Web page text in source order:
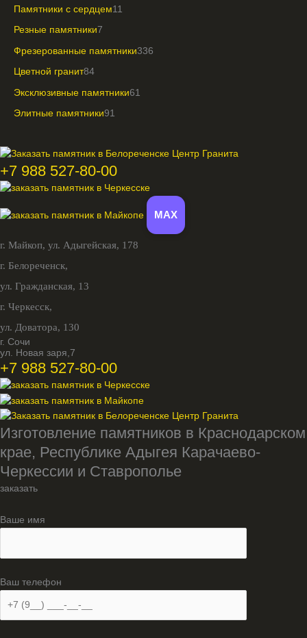
Памятники с сердцем11
Резные памятники7
Фрезерованные памятники336
Цветной гранит84
Эксклюзивные памятники61
Элитные памятники91
+7 988 527-80-00
MAX
г. Майкоп, ул. Адыгейская, 178
г. Белореченск,
ул. Гражданская, 13
г. Черкесск,
ул. Доватора, 130
г. Сочи
ул. Новая заря,7
+7 988 527-80-00
Изготовление памятников в Краснодарском
крае, Республике Адыгея Карачаево-
Черкессии и Ставрополье
заказать
Ваше имя
Ваш телефон